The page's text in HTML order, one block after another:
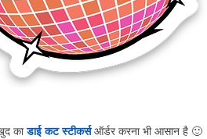
काडाई कट स्टीकर्सऑर्डर करना भी आसान है 🙂